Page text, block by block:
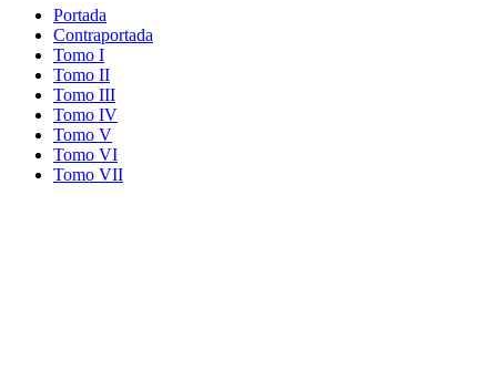
Portada
Contraportada
Tomo I
Tomo II
Tomo III
Tomo IV
Tomo V
Tomo VI
Tomo VII